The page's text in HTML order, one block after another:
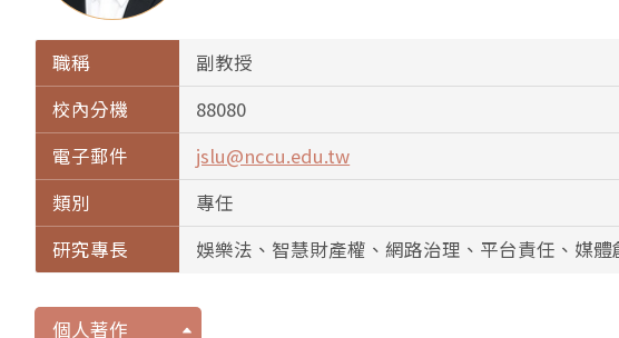
職稱
副教授
校內分機
88080
電子郵件
jslu@nccu.edu.tw
類別
專任
研究專長
娛樂法、智慧財產權、網路治理、平台責任、媒
個人著作